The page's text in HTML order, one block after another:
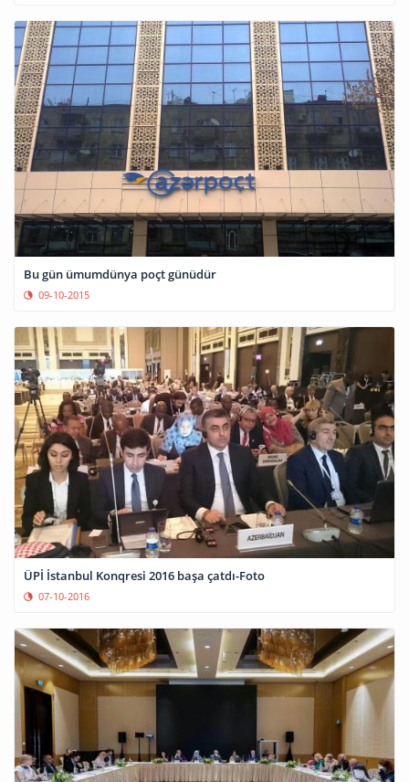
Bu gün ümumdünya poçt günüdür
09-10-2015
ÜPİ İstanbul Konqresi 2016 başa çatdı-Foto
07-10-2016